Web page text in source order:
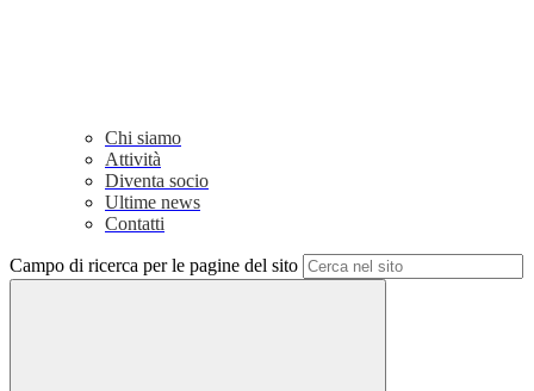
Chi siamo
Attività
Diventa socio
Ultime news
Contatti
Campo di ricerca per le pagine del sito